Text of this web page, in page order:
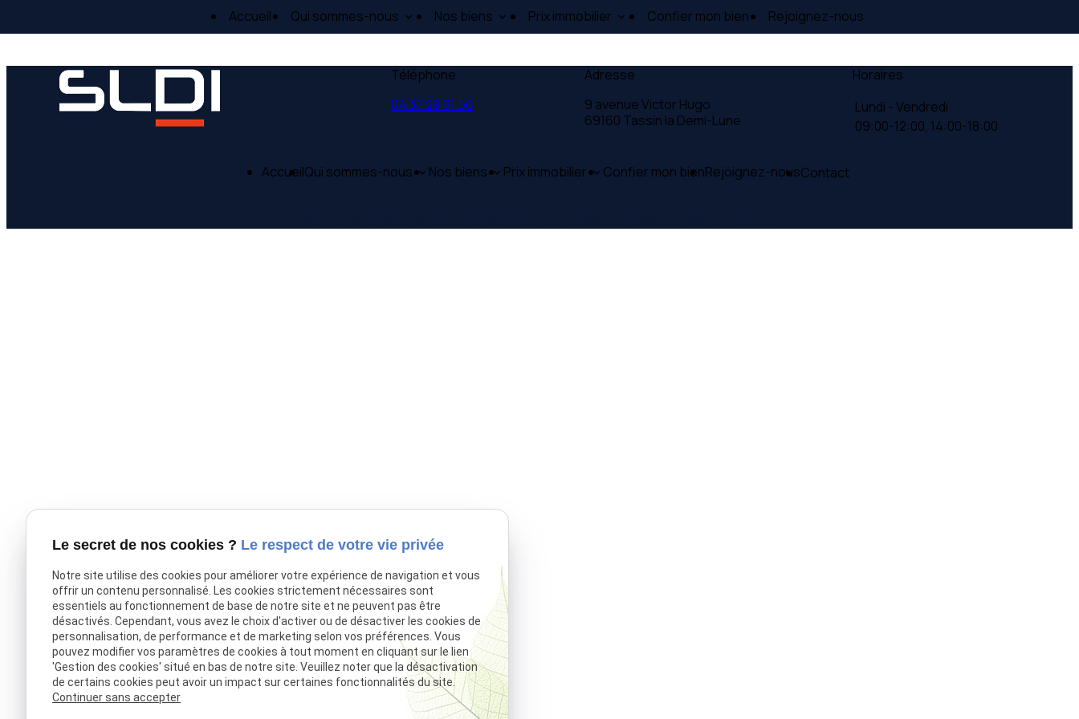
Accueil Qui sommes-nous Nos biens Prix immobilier Confier mon bien Rejoignez-nous
Téléphone
04 37 28 61 56
Adresse
9 avenue Victor Hugo
69160 Tassin la Demi-Lune
Horaires
Lundi - Vendredi
09:00-12:00, 14:00-18:00
AccueilQui sommes-nous Nos biens Prix immobilier Confier mon bienRejoignez-nousContact
Le secret de nos cookies ? Le respect de votre vie privée
Notre site utilise des cookies pour améliorer votre expérience de navigation et vous
offrir un contenu personnalisé. Les cookies strictement nécessaires sont
essentiels au fonctionnement de base de notre site et ne peuvent pas être
désactivés. Cependant, vous avez le choix d'activer ou de désactiver les cookies de
personnalisation, de performance et de marketing selon vos préférences. Vous
pouvez modifier vos paramètres de cookies à tout moment en cliquant sur le lien
'Gestion des cookies' situé en bas de notre site. Veuillez noter que la désactivation
de certains cookies peut avoir un impact sur certaines fonctionnalités du site.
Continuer sans accepter